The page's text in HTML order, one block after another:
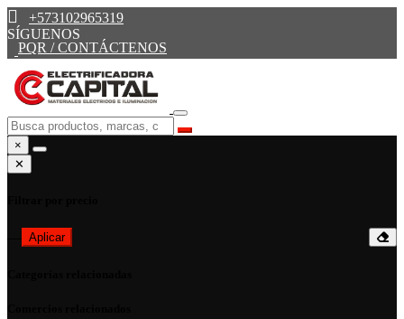
+573102965319
SÍGUENOS
PQR / CONTÁCTENOS
×
✕
Aplicar